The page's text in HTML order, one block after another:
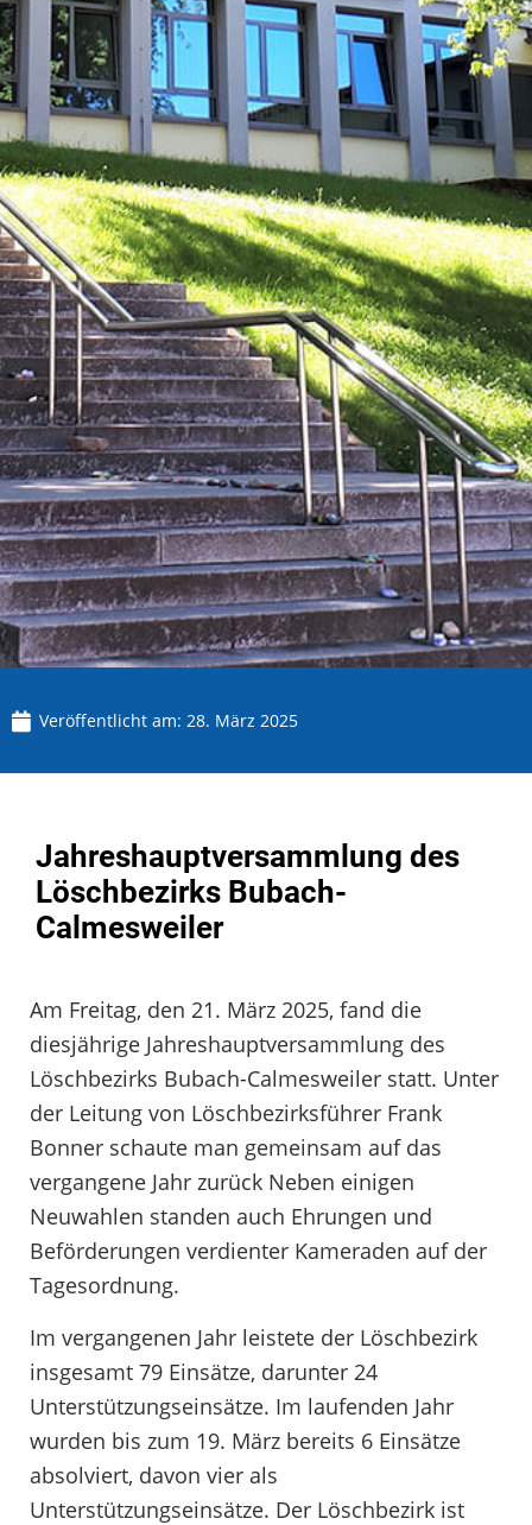
Veröffentlicht am: 28. März 2025
Jahreshauptversammlung des
Löschbezirks Bubach-
Calmesweiler
Am Freitag, den 21. März 2025, fand die
diesjährige Jahreshauptversammlung des
Löschbezirks Bubach-Calmesweiler statt. Unter
der Leitung von Löschbezirksführer Frank
Bonner schaute man gemeinsam auf das
vergangene Jahr zurück Neben einigen
Neuwahlen standen auch Ehrungen und
Beförderungen verdienter Kameraden auf der
Tagesordnung.
Im vergangenen Jahr leistete der Löschbezirk
insgesamt 79 Einsätze, darunter 24
Unterstützungseinsätze. Im laufenden Jahr
wurden bis zum 19. März bereits 6 Einsätze
absolviert, davon vier als
Unterstützungseinsätze. Der Löschbezirk ist